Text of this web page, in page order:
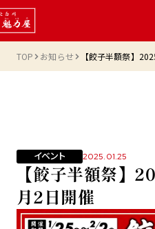
TOP お知らせ 【餃子半額祭】
イベント 2025.01.25
【餃子半額祭】
月2日開催